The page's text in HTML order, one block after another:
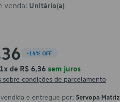
venda: Unitário(a)
-14% OFF
de R$ 6,36 sem juros
sobre condições de parcelamento
vendida e entregue por: Servopa Matriz